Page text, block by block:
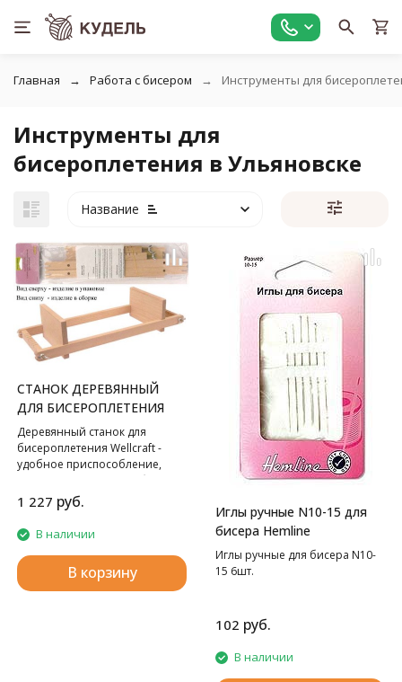
Главная Работа с бисером Инструменты для
Инструменты для
бисероплетения в Ульяновске
Название
СТАНОК ДЕРЕВЯННЫЙ
ДЛЯ БИСЕРОПЛЕТЕНИЯ
Деревянный станок для
бисероплетения Wellcraft -
удобное приспособление,
которое поможет Вам быстро
и без хлопот создавать самые
замысловатые орнаменты.
Размер 37,5х10 см.
1 227 руб.
В наличии
В корзину
Иглы ручные N10-15 для
бисера Hemline
Иглы ручные для бисера N10-
15 6шт.
102 руб.
В наличии